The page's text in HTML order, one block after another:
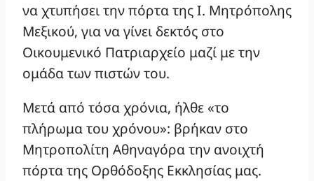
να χτυπήσει την πόρτα της Ι. Μητρόπολης
Μεξικού, για να γίνει δεκτός στο
Οικουμενικό Πατριαρχείο μαζί με την
ομάδα των πιστών του.
Μετά από τόσα χρόνια, ήλθε «το
πλήρωμα του χρόνου»: βρήκαν στo
Μητροπολίτη Αθηναγόρα την ανοιχτή
πόρτα της Ορθόδοξης Εκκλησίας μας.